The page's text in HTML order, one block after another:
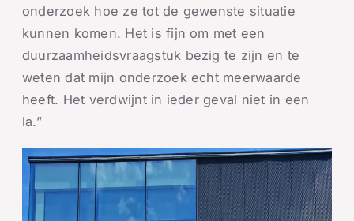
onderzoek hoe ze tot de gewenste situatie
kunnen komen. Het is fijn om met een
duurzaamheidsvraagstuk bezig te zijn en te
weten dat mijn onderzoek echt meerwaarde
heeft. Het verdwijnt in ieder geval niet in een
la.”